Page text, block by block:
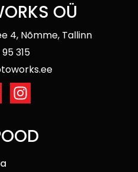
OÜ
4, Nõmme, Tallinn
315